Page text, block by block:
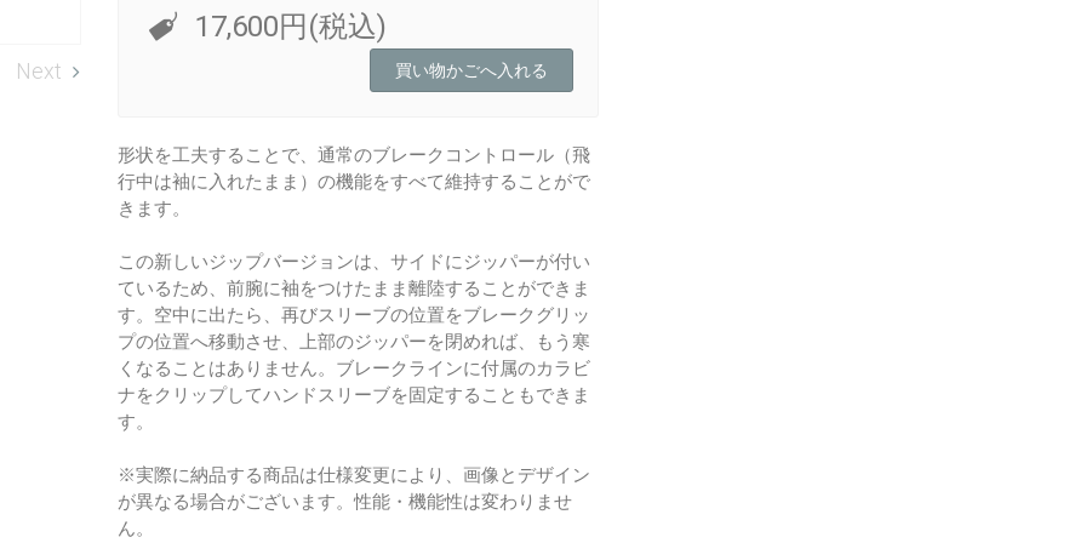
Next
17,600円(税込)
形状を工夫することで、通常のブレークコントロール（飛
行中は袖に入れたまま）の機能をすべて維持することがで
きます。
この新しいジップバージョンは、サイドにジッパーが付い
ているため、前腕に袖をつけたまま離陸することができま
す。空中に出たら、再びスリーブの位置をブレークグリッ
プの位置へ移動させ、上部のジッパーを閉めれば、もう寒
くなることはありません。ブレークラインに付属のカラビ
ナをクリップしてハンドスリーブを固定することもできま
す。
※実際に納品する商品は仕様変更により、画像とデザイン
が異なる場合がございます。性能・機能性は変わりませ
ん。